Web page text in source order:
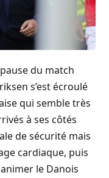
du match
s’est écroulé
qui semble très
à ses côtés
de sécurité mais
cardiaque, puis
le Danois